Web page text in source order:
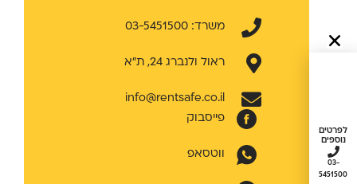
משרד: 03-5451500
ראול ולנברג 24, ת״א
info@rentsafe.co.il
פייסבוק
ווטסאפ
לפרטים
נוספים
03-
5451500